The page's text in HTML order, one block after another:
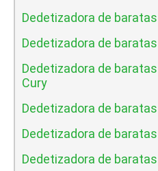
Dedetizadora de
Dedetizadora de
Dedetizadora de
Cury
Dedetizadora de
Dedetizadora de
Dedetizadora de